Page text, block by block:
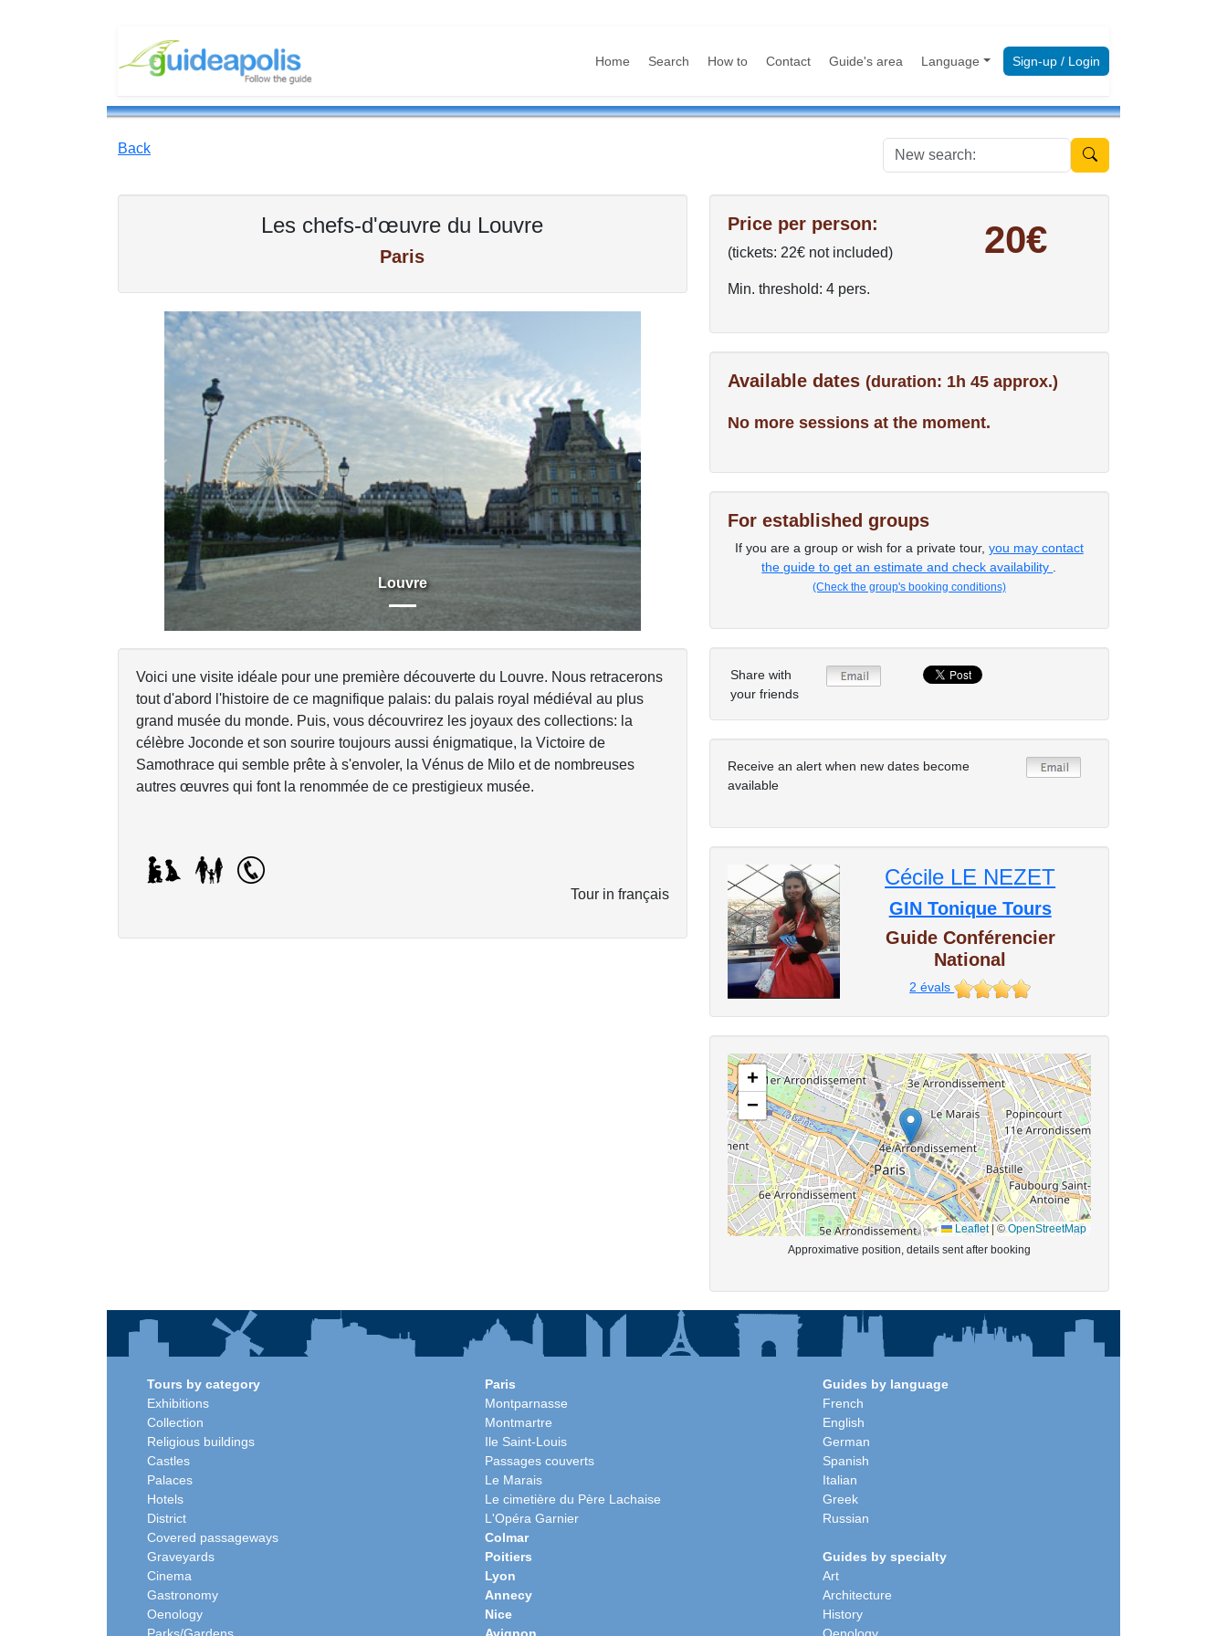
Home Search How to Contact Guide's area Language Sign-up / Login
Back New search:
Les chefs-d'œuvre du Louvre
Paris
Louvre
Previous
Voici une visite idéale pour une première découverte du Louvre. Nous retracerons
tout d'abord l'histoire de ce magnifique palais: du palais royal médiéval au plus
grand musée du monde. Puis, vous découvrirez les joyaux des collections: la
célèbre Joconde et son sourire toujours aussi énigmatique, la Victoire de
Samothrace qui semble prête à s'envoler, la Vénus de Milo et de nombreuses
autres œuvres qui font la renommée de ce prestigieux musée.
Tour in français
Price per person:
(tickets: 22€ not included)
Min. threshold: 4 pers.
20€
Available dates (duration: 1h 45 approx.)
No more sessions at the moment.
For established groups
If you are a group or wish for a private tour, you may contact
the guide to get an estimate and check availability
(Check the group's booking conditions)
Share with
your friends
Receive an alert when new dates become
available
Cécile LE NEZET
GIN Tonique Tours
Guide Conférencier
National
2 évals
+
−
Leaflet ©OpenStreetMap
Approximative position, details sent after booking
Tours by category
Exhibitions
Collection
Religious buildings
Castles
Palaces
Hotels
District
Covered passageways
Graveyards
Cinema
Gastronomy
Oenology
Paris
Montparnasse
Montmartre
Ile Saint-Louis
Passages couverts
Le Marais
Le cimetière du Père Lachaise
L'Opéra Garnier
Colmar
Poitiers
Lyon
Annecy
Nice
Guides by language
French
English
German
Spanish
Italian
Greek
Russian
Guides by specialty
Art
Architecture
History